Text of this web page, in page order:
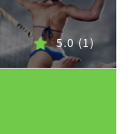
5.0 (1)